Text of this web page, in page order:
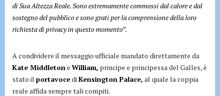
di Sua Altezza Reale. Sono estremamente commossi dal calore e dal
sostegno del pubblico e sono grati per la comprensione della loro
richiesta di privacy in questo momento”.
A condividere il messaggio ufficiale mandato direttamente da
Kate Middleton e William, principe e principessa del Galles, è
stato il portavocedi Kensington Palace, al quale la coppia
reale affida sempre tali compiti.